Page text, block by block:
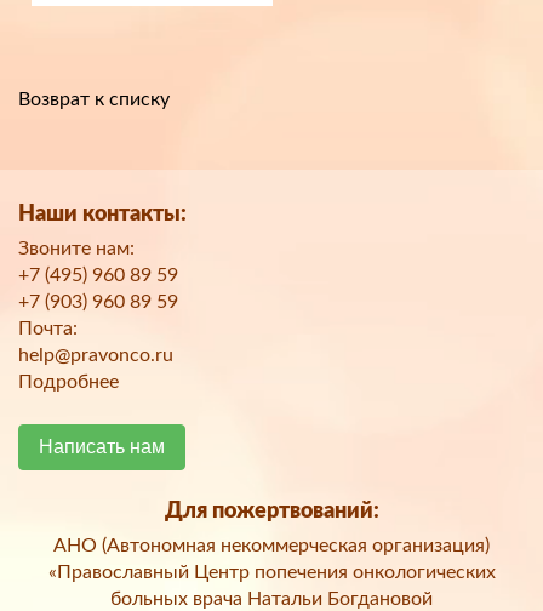
Возврат к списку
Наши контакты:
Звоните нам:
+7 (495) 960 89 59
+7 (903) 960 89 59
Почта:
help@pravonco.ru
Подробнее
Написать нам
Для пожертвований:
АНО (Автономная некоммерческая организация)
«Православный Центр попечения онкологических
больных врача Натальи Богдановой